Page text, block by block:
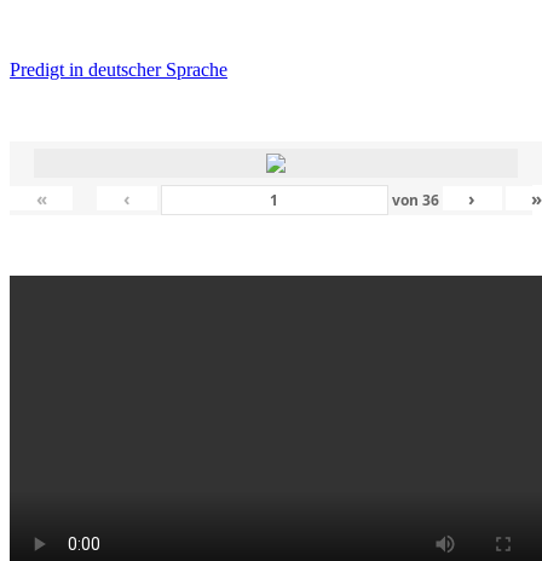
Predigt in deutscher Sprache
« ‹ von 36 › »